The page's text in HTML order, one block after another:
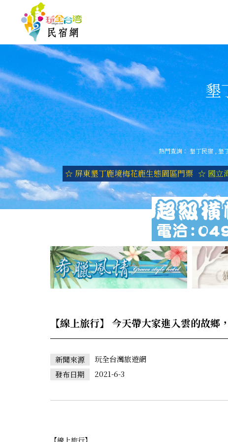
墾
熱門查詢：墾丁民宿 ,墾
☆ 屏東墾丁鹿境梅花鹿生態園區門票 ☆ 國立
【線上旅行】 今天帶大家進入雲的故鄉
新聞來源
玩全台灣旅遊網
發布日期
2021-6-3